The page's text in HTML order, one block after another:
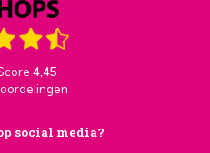
4,45
social media?